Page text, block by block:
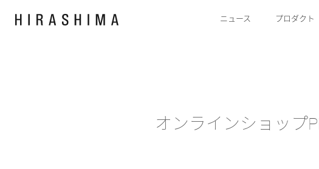
ニュース プロダクト
オンラインショップ